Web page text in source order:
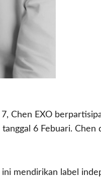
Chen EXO
6 Febuari.
mendirikan label